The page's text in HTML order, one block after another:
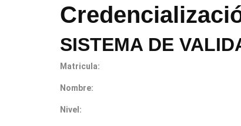
SISTEMA DE
Matricula:
Nombre:
Nivel: